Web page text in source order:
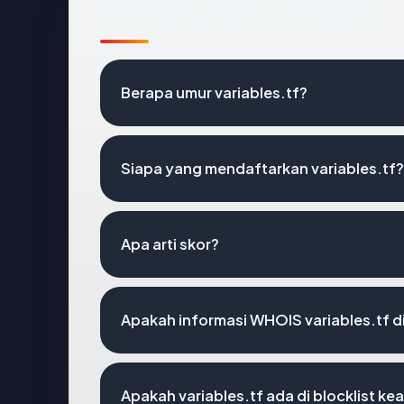
Berapa umur variables.tf?
Siapa yang mendaftarkan variables.tf?
Apa arti skor?
Apakah informasi WHOIS variables.tf
Apakah variables.tf ada di blocklist